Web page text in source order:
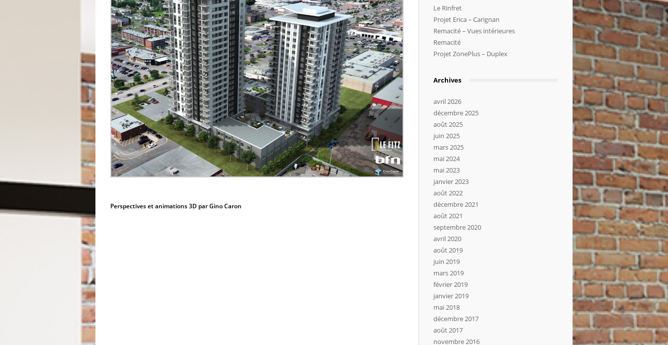
Perspectives et animations 3D par Gino Caron
Le Rinfret
Projet Erica – Carignan
Remacité – Vues intérieures
Remacité
Projet ZonePlus – Duplex
Archives
avril 2026
décembre 2025
août 2025
juin 2025
mars 2025
mai 2024
mai 2023
janvier 2023
août 2022
décembre 2021
août 2021
septembre 2020
avril 2020
août 2019
juin 2019
mars 2019
février 2019
janvier 2019
mai 2018
décembre 2017
août 2017
novembre 2016